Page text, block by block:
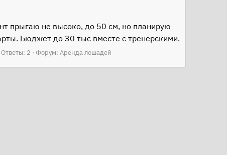
прыгаю не высоко, до 50 см, но планирую
Бюджет до 30 тыс вместе с тренерскими.
Ответы: 2 Форум: Аренда лошадей